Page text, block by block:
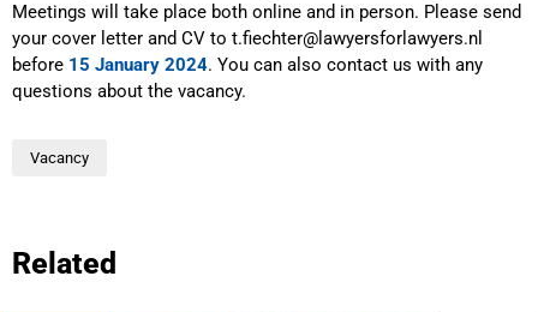
Meetings will take place both online and in person. Please send
your cover letter and CV to t.fiechter@lawyersforlawyers.nl
before 15 January 2024. You can also contact us with any
questions about the vacancy.
Vacancy
Related